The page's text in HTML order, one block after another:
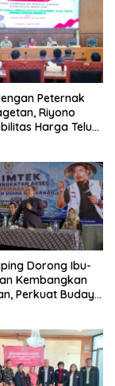
Peternak
Riyono
Harga Telur
Dorong Ibu-
Kembangkan
Perkuat Budaya